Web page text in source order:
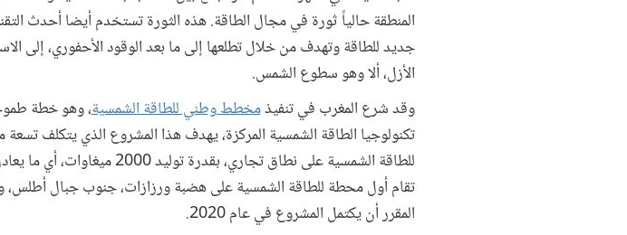
المنطقة حالياً ثورة في مجال الطاقة. هذه الثورة تستخدم أيضا أحدث
جديد للطاقة وتهدف من خلال تطلعها إلى ما بعد الوقود الأحفوري، إلى
الأزل، ألا وهو سطوع الشمس.
وقد شرع المغرب في تنفيذمخطط وطني للطاقة الشمسية، وهو خطة
تكنولوجيا الطاقة الشمسية المركزة، يهدف هذا المشروع الذي يتكلف
للطاقة الشمسية على نطاق تجاري،
المقرر أن يكتمل المشروع في عام 2020.